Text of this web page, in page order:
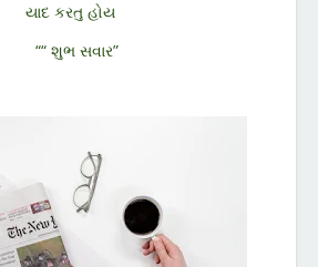
યાદ કરતુ હોય
““ શુભ સવાર”